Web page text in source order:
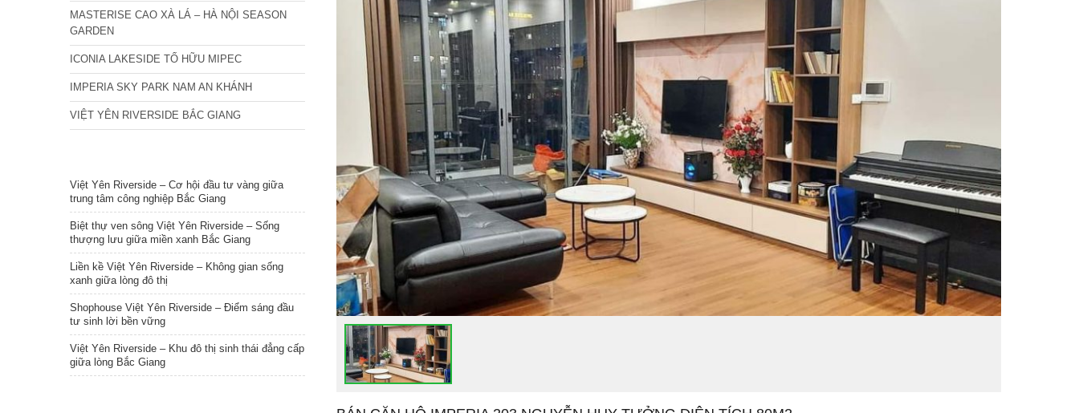
MASTERISE CAO XÀ LÁ – HÀ NỘI SEASON
GARDEN
ICONIA LAKESIDE TỐ HỮU MIPEC
IMPERIA SKY PARK NAM AN KHÁNH
VIỆT YÊN RIVERSIDE BẮC GIANG
Việt Yên Riverside – Cơ hội đầu tư vàng giữa
trung tâm công nghiệp Bắc Giang
Biệt thự ven sông Việt Yên Riverside – Sống
thượng lưu giữa miền xanh Bắc Giang
Liền kề Việt Yên Riverside – Không gian sống
xanh giữa lòng đô thị
Shophouse Việt Yên Riverside – Điểm sáng đầu
tư sinh lời bền vững
Việt Yên Riverside – Khu đô thị sinh thái đẳng cấp
giữa lòng Bắc Giang